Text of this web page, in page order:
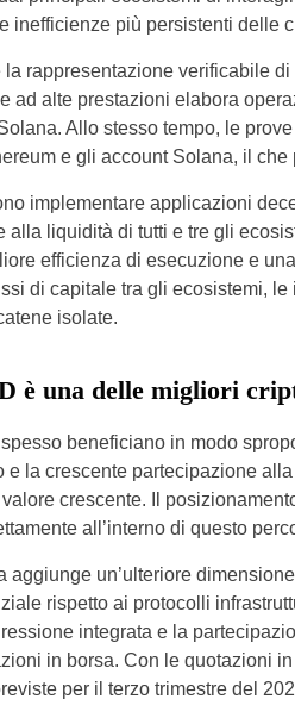
inefficienze più persistenti delle
la rappresentazione verificabile
ad alte prestazioni elabora
Allo stesso tempo, le
e gli account Solana, il
implementare applicazioni
alla liquidità di tutti e tre gli
efficienza di esecuzione e
di capitale tra gli ecosistemi,
isolate.
è una delle migliori
spesso beneficiano in modo
e la crescente partecipazione
crescente. Il
all’interno di questo
aggiunge un’ulteriore
rispetto ai protocolli
integrata e la
in borsa. Con le quotazioni
per il terzo trimestre del